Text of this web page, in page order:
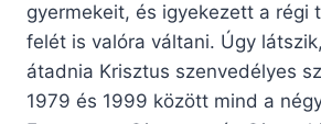
gyermekeit, és igyekezett a régi
felét is valóra váltani. Úgy
átadnia Krisztus szenvedélyes
1979 és 1999 között mind a